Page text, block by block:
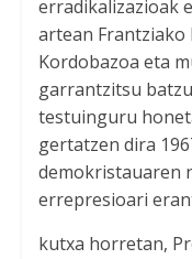
erradikalizazioak
artean Frantziako
Kordobazoa eta
garrantzitsu
testuinguru
gertatzen dira
demokristauaren
errepresioari
kutxa horretan,